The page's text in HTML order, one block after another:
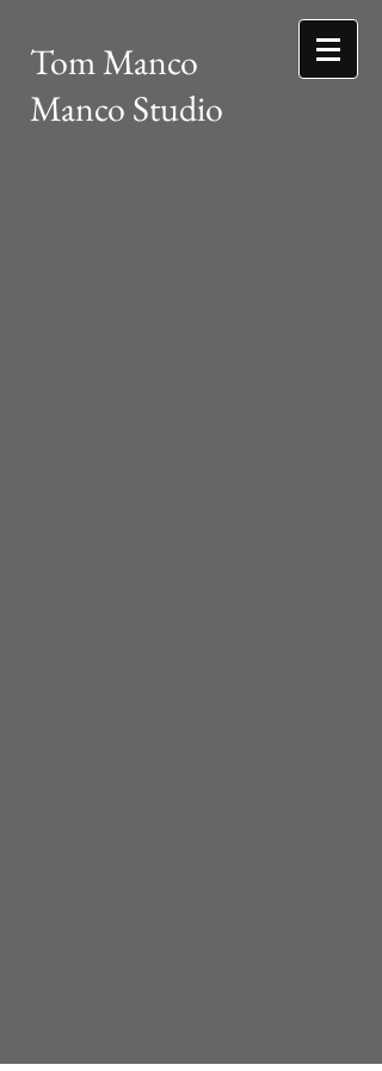
Tom Manco
Manco Studio